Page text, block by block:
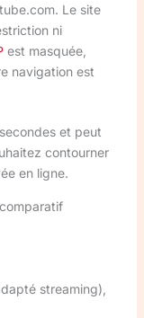
Le site
ni
est masquée,
navigation est
et peut
contourner
en ligne.
streaming),